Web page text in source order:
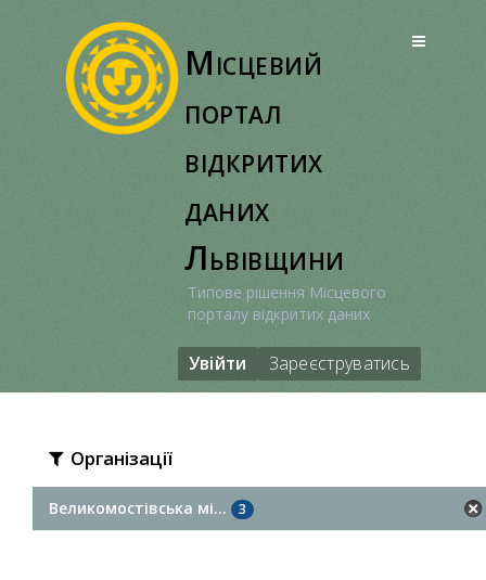
Місцевий
портал
відкритих
даних
Львівщини
Типове рішення Місцевого
порталу відкритих даних
Увійти Зареєструватись
Організації
Великомостівська мі... 3